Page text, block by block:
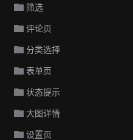
筛选
评论页
分类选择
表单页
状态提示
大图详情
设置页